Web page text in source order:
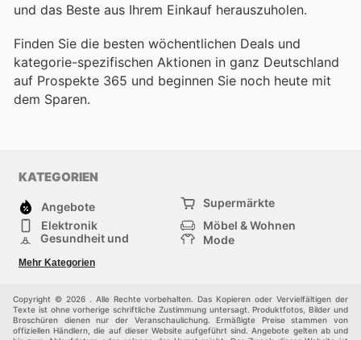
und das Beste aus Ihrem Einkauf herauszuholen.
Finden Sie die besten wöchentlichen Deals und
kategorie-spezifischen Aktionen in ganz Deutschland
auf Prospekte 365 und beginnen Sie noch heute mit
dem Sparen.
KATEGORIEN
Angebote
Supermärkte
Elektronik
Möbel & Wohnen
Gesundheit und
Mode
Sportartikel und
Sportbekleidung
Einkaufzentren
Andere
Mehr Kategorien
Copyright © 2026 . Alle Rechte vorbehalten. Das Kopieren oder Vervielfältigen der
Texte ist ohne vorherige schriftliche Zustimmung untersagt. Produktfotos, Bilder und
Broschüren dienen nur der Veranschaulichung. Ermäßigte Preise stammen von
offiziellen Händlern, die auf dieser Website aufgeführt sind. Angebote gelten ab und